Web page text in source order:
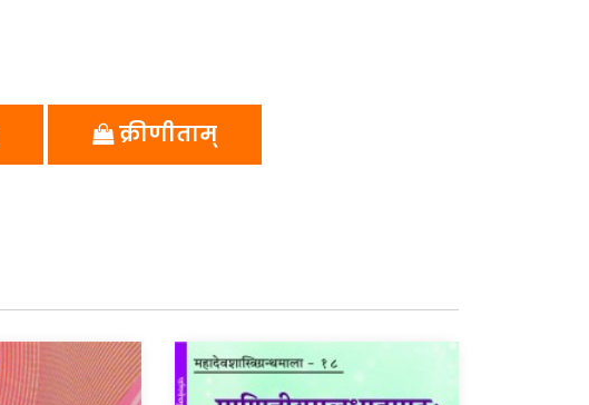
क्रीणीताम्